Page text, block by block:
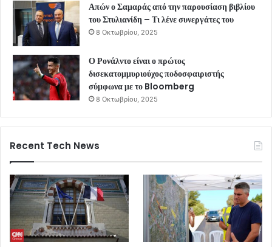
Απών ο Σαμαράς από την παρουσίαση βιβλίου
του Στυλιανίδη – Τι λένε συνεργάτες του
8 Οκτωβρίου, 2025
Ο Ρονάλντο είναι ο πρώτος
δισεκατομμυριούχος ποδοσφαιριστής
σύμφωνα με το Bloomberg
8 Οκτωβρίου, 2025
Recent Tech News